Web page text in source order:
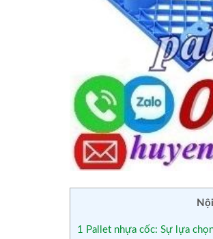
1
Pallet nhựa cốc: Sự lựa